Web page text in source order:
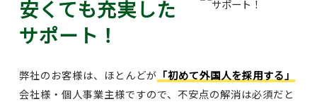
安くても充実した
サポート！
弊社のお客様は、ほとんどが 「初めて外国人を採用する」
会社様・個人事業主様ですので、不安点の解消は必須だと